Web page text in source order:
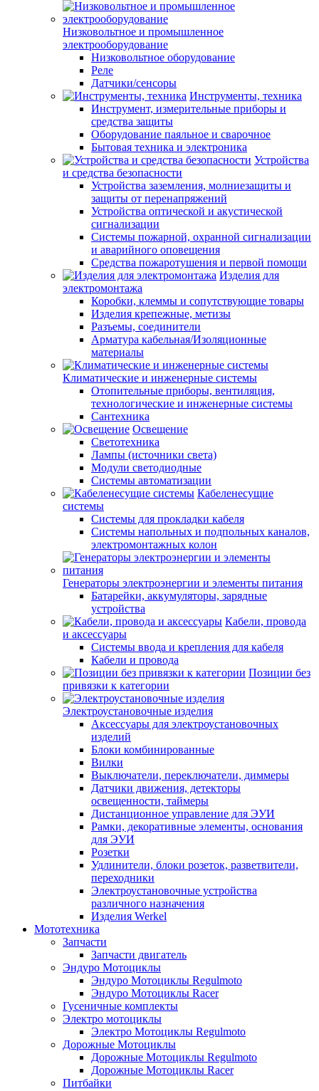
Низковольтное и промышленное
электрооборудование
Низковольтное оборудование
Реле
Датчики/сенсоры
Инструменты, техника
Инструмент, измерительные приборы и
средства защиты
Оборудование паяльное и сварочное
Бытовая техника и электроника
Устройства
и средства безопасности
Устройства заземления, молниезащиты и
защиты от перенапряжений
Устройства оптической и акустической
сигнализации
Системы пожарной, охранной сигнализации
и аварийного оповещения
Средства пожаротушения и первой помощи
Изделия для
электромонтажа
Коробки, клеммы и сопутствующие товары
Изделия крепежные, метизы
Разъемы, соединители
Арматура кабельная/Изоляционные
материалы
Климатические и инженерные системы
Отопительные приборы, вентиляция,
технологические и инженерные системы
Сантехника
Освещение
Светотехника
Лампы (источники света)
Модули светодиодные
Системы автоматизации
Кабеленесущие
системы
Системы для прокладки кабеля
Системы напольных и подпольных каналов,
электромонтажных колон
Генераторы электроэнергии и элементы питания
Батарейки, аккумуляторы, зарядные
устройства
Кабели, провода
и аксессуары
Системы ввода и крепления для кабеля
Кабели и провода
Позиции без
привязки к категории
Электроустановочные изделия
Аксессуары для электроустановочных
изделий
Блоки комбинированные
Вилки
Выключатели, переключатели, диммеры
Датчики движения, детекторы
освещенности, таймеры
Дистанционное управление для ЭУИ
Рамки, декоративные элементы, основания
для ЭУИ
Розетки
Удлинители, блоки розеток, разветвители,
переходники
Электроустановочные устройства
различного назначения
Изделия Werkel
Мототехника
Запчасти
Запчасти двигатель
Эндуро Мотоциклы
Эндуро Мотоциклы Regulmoto
Эндуро Мотоциклы Racer
Гусеничные комплекты
Электро мотоциклы
Электро Мотоциклы Regulmoto
Дорожные Мотоциклы
Дорожные Мотоциклы Regulmoto
Дорожные Мотоциклы Racer
Питбайки